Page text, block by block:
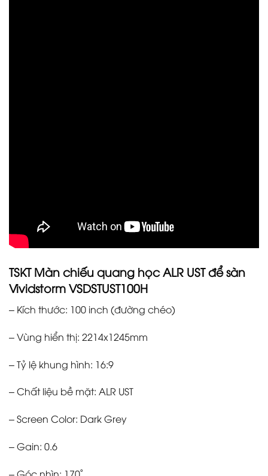
TSKT Màn chiếu quang học ALR UST để sàn
Vividstorm VSDSTUST100H
– Kích thước: 100 inch (đường chéo)
– Vùng hiển thị: 2214x1245mm
– Tỷ lệ khung hình: 16:9
– Chất liệu bề mặt: ALR UST
– Screen Color: Dark Grey
– Gain: 0.6